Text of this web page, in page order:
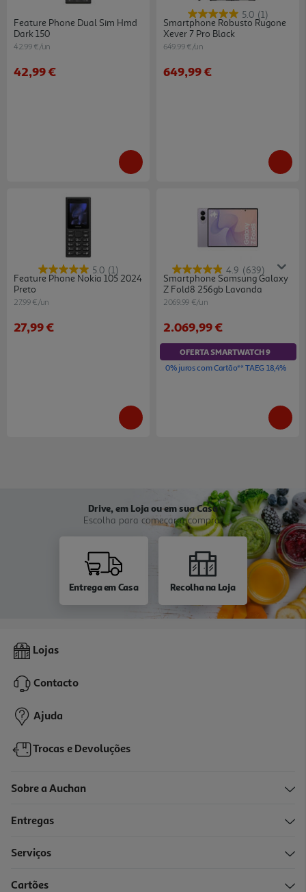
Feature Phone Dual Sim Hmd
Dark 150
42.99 €/un
42,99 €
5.0 (1)
Smartphone Robusto Rugone
Xever 7 Pro Black
649.99 €/un
649,99 €
5.0 (1)
Feature Phone Nokia 105 2024
Preto
27.99 €/un
27,99 €
4.9 (639)
Smartphone Samsung Galaxy
Z Fold8 256gb Lavanda
2069.99 €/un
2.069,99 €
OFERTA SMARTWATCH 9
0% juros com Cartão** TAEG 18,4%
Drive, em Loja ou em sua Casa
Escolha para começar a comprar
Entrega em Casa Recolha na Loja
Lojas
Contacto
Ajuda
Trocas e Devoluções
Sobre a Auchan
Entregas
Serviços
Cartões